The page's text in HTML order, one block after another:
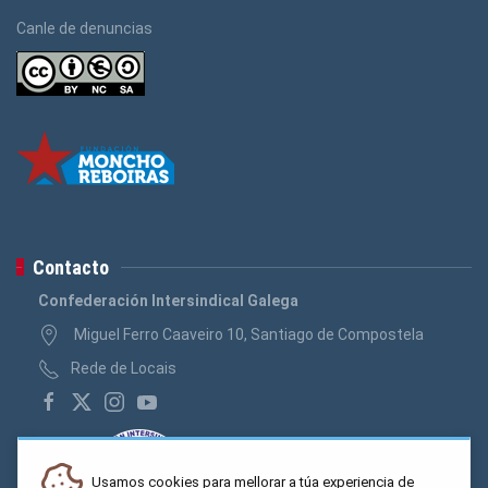
Canle de denuncias
Contacto
Confederación Intersindical Galega
Miguel Ferro Caaveiro 10, Santiago de Compostela
Rede de Locais
Usamos cookies para mellorar a túa experiencia de